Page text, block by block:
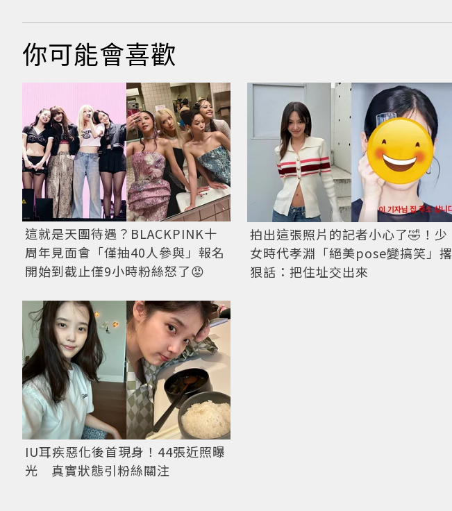
你可能會喜歡
這就是天團待遇？BLACKPINK十
周年見面會「僅抽40人參與」報名
開始到截止僅9小時粉絲怒了😡
拍出這張照片的記者小心了🤣！少
女時代孝淵「絕美pose變搞笑」撂
狠話：把住址交出來
IU耳疾惡化後首現身！44張近照曝
光 真實狀態引粉絲關注